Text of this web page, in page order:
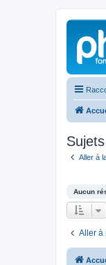
Aller à
Aucun
Aller à